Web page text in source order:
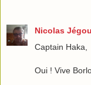
Nicolas Jégou
Captain Haka,
Oui ! Vive